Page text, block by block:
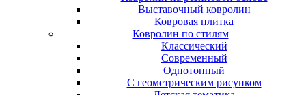
Выставочный ковролин
Ковровая плитка
Ковролин по стилям
Классический
Современный
Однотонный
С геометрическим рисунком